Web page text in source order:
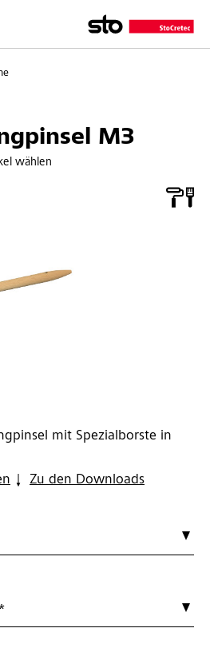
M3
wählen
mit Spezialborste in
Zu den Downloads